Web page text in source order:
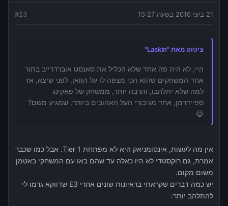
21 ביוני 2016 בשעה 15:27 #23
ציטוט מאת "Laskin"
היי, לא היה פה אחד שלא הכליל את סאנסט אוברדרייב בתור
אחד המשחקים שהוא הכי מצפה לו על הוואן, לפני שיצא, אז
למה שלא יתלהבו, והרבה יותר, ממשחק של פאקינג
ספיידרמן, אחד מגיבורי העל האהובים ביותר, שמגיע משם?
😃
אין מה לעשות, אינסומניאק היא לא מפתחת Tier 1. אבל כמו שכבר
אמרת, גם רוקסטדי לא היו כאלה עד שהם באו עם המשחקי באטמן
משום מקום.
יש כמה דברים שקראתי בראיונות שונים אחרי E3 שדווקא גרמו לי
להתלהב יותר: